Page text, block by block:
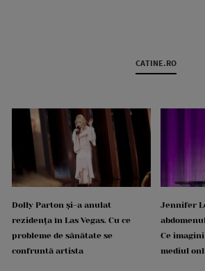
CATINE.RO
Dolly Parton și-a anulat
rezidența în Las Vegas. Cu ce
probleme de sănătate se
confruntă artista
Jennifer
Ce
mediul